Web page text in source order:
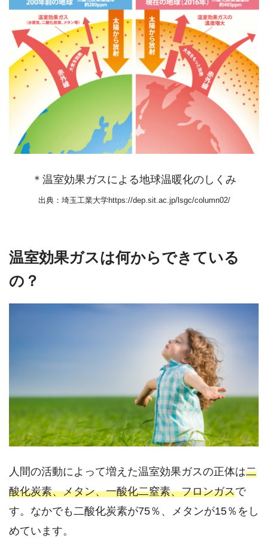
＊温室効果ガスによる地球温暖化のしくみ
出典：埼玉工業大学https://dep.sit.ac.jp/lsgc/column02/
温室効果ガスは何からできている
の？
人間の活動によって増えた温室効果ガスの正体は二
酸化炭素、メタン、一酸化二窒素、フロンガスで
す。なかでも二酸化炭素が75％、メタンが15％をし
めています。